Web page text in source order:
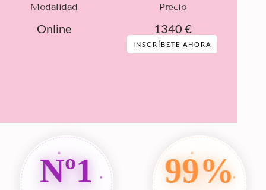
Modalidad
Online
Precio
1340 €
INSCRÍBETE AHORA
Nº1 99%